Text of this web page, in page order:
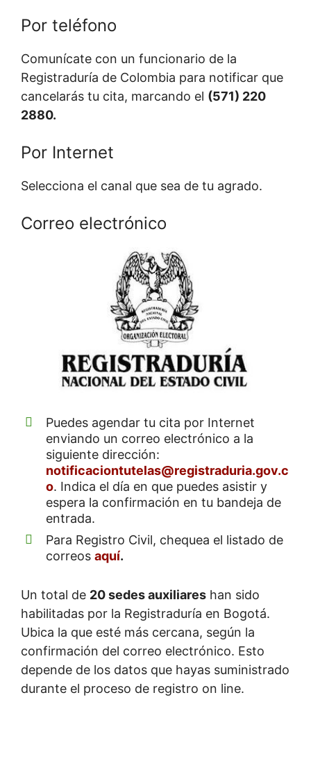
Por teléfono
Comunícate con un funcionario de la
Registraduría de Colombia para notificar que
cancelarás tu cita, marcando el (571) 220
2880.
Por Internet
Selecciona el canal que sea de tu agrado.
Correo electrónico
Puedes agendar tu cita por Internet
enviando un correo electrónico a la
siguiente dirección:
notificaciontutelas@registraduria.gov.c
o. Indica el día en que puedes asistir y
espera la confirmación en tu bandeja de
entrada.
Para Registro Civil, chequea el listado de
correos aquí.
Un total de 20 sedes auxiliares han sido
habilitadas por la Registraduría en Bogotá.
Ubica la que esté más cercana, según la
confirmación del correo electrónico. Esto
depende de los datos que hayas suministrado
durante el proceso de registro on line.